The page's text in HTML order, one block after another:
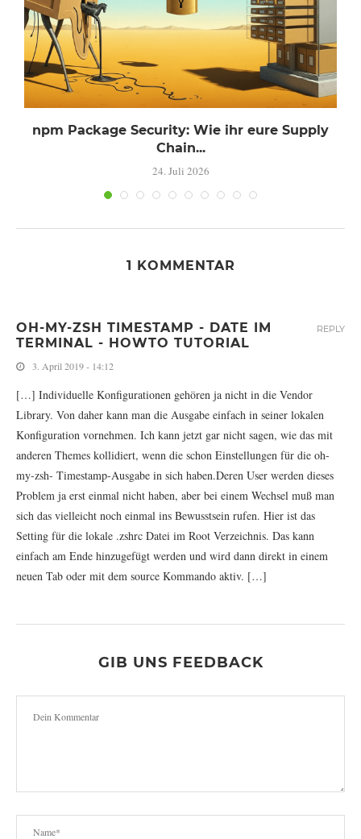
npm Package Security: Wie ihr eure Supply
Chain...
24. Juli 2026
1 KOMMENTAR
OH-MY-ZSH TIMESTAMP - DATE IM
TERMINAL - HOWTO TUTORIAL
3. April 2019 - 14:12
[…] Individuelle Konfigurationen gehören ja nicht in die Vendor
Library. Von daher kann man die Ausgabe einfach in seiner lokalen
Konfiguration vornehmen. Ich kann jetzt gar nicht sagen, wie das mit
anderen Themes kollidiert, wenn die schon Einstellungen für die oh-
my-zsh- Timestamp-Ausgabe in sich haben.Deren User werden dieses
Problem ja erst einmal nicht haben, aber bei einem Wechsel muß man
sich das vielleicht noch einmal ins Bewusstsein rufen. Hier ist das
Setting für die lokale .zshrc Datei im Root Verzeichnis. Das kann
einfach am Ende hinzugefügt werden und wird dann direkt in einem
neuen Tab oder mit dem source Kommando aktiv. […]
REPLY
GIB UNS FEEDBACK